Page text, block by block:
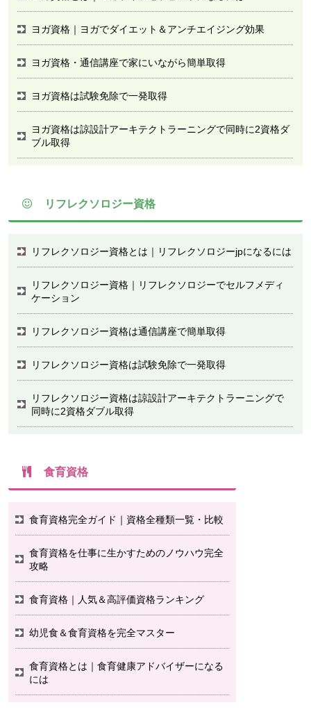
ヨガ資格｜ヨガでダイエット＆アンチエイジング効果
ヨガ資格・通信講座で家にいながら簡単取得
ヨガ資格は試験免除で一発取得
ヨガ資格は諒設計アーキテクトラーニングで同時に2資格ダ
ブル取得
リフレクソロジー資格
リフレクソロジー資格とは｜リフレクソロジーjpになるには
リフレクソロジー資格｜リフレクソロジーでセルフメディ
ケーション
リフレクソロジー資格は通信講座で簡単取得
リフレクソロジー資格は試験免除で一発取得
リフレクソロジー資格は諒設計アーキテクトラーニングで
同時に2資格ダブル取得
食育資格
食育資格完全ガイド｜資格全種類一覧・比較
食育資格を仕事に生かすためのノウハウ完全
攻略
食育資格｜人気＆高評価資格ランキング
幼児食＆食育資格を完全マスター
食育資格とは｜食育健康アドバイザーになる
には